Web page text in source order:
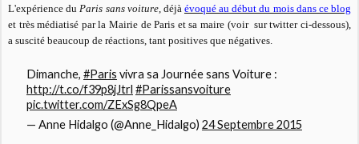
L'expérience du Paris sans voiture, déjà évoqué au début du mois dans ce blog
et très médiatisé par la Mairie de Paris et sa maire (voir sur twitter ci-dessous),
a suscité beaucoup de réactions, tant positives que négatives.
Dimanche, #Paris vivra sa Journée sans Voiture :
http://t.co/f39p8jJtrl #Parissansvoiture
pic.twitter.com/ZExSg8QpeA
— Anne Hidalgo (@Anne_Hidalgo) 24 Septembre 2015